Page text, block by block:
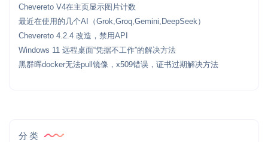
Chevereto V4在主页显示图片计数
最近在使用的几个AI（Grok,Groq,Gemini,DeepSeek）
Chevereto 4.2.4 改造，禁用API
Windows 11 远程桌面“凭据不工作”的解决方法
黑群晖docker无法pull镜像，x509错误，证书过期解决方法
分类